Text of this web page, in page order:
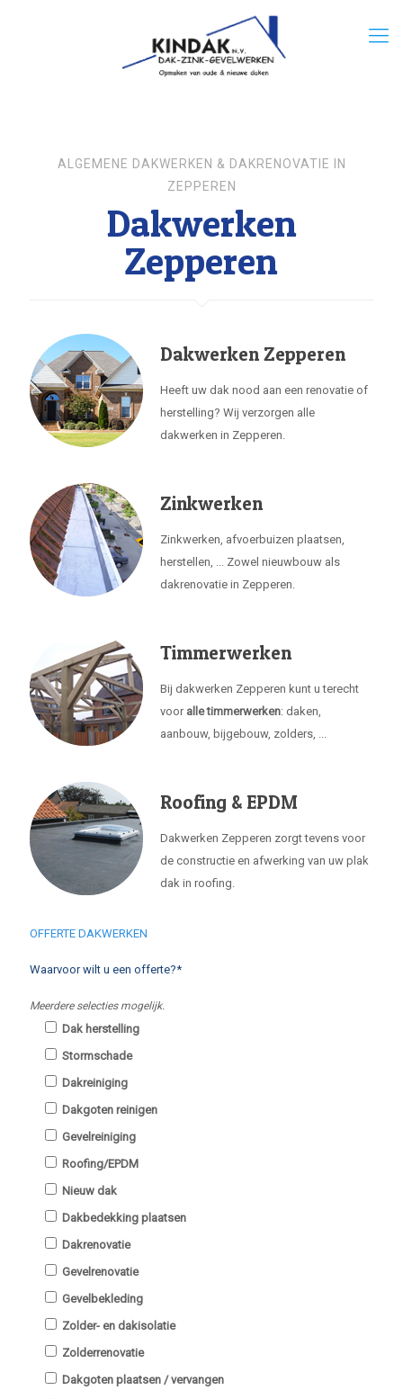
ALGEMENE DAKWERKEN & DAKRENOVATIE IN
ZEPPEREN
Dakwerken
Zepperen
Dakwerken Zepperen
Heeft uw dak nood aan een renovatie of
herstelling? Wij verzorgen alle
dakwerken in Zepperen.
Zinkwerken
Zinkwerken, afvoerbuizen plaatsen,
herstellen, ... Zowel nieuwbouw als
dakrenovatie in Zepperen.
Timmerwerken
Bij dakwerken Zepperen kunt u terecht
voor alle timmerwerken: daken,
aanbouw, bijgebouw, zolders, ...
Roofing & EPDM
Dakwerken Zepperen zorgt tevens voor
de constructie en afwerking van uw plak
dak in roofing.
OFFERTE DAKWERKEN
Waarvoor wilt u een offerte?*
Meerdere selecties mogelijk.
Dak herstelling
Stormschade
Dakreiniging
Dakgoten reinigen
Gevelreiniging
Roofing/EPDM
Nieuw dak
Dakbedekking plaatsen
Dakrenovatie
Gevelrenovatie
Gevelbekleding
Zolder- en dakisolatie
Zolderrenovatie
Dakgoten plaatsen / vervangen